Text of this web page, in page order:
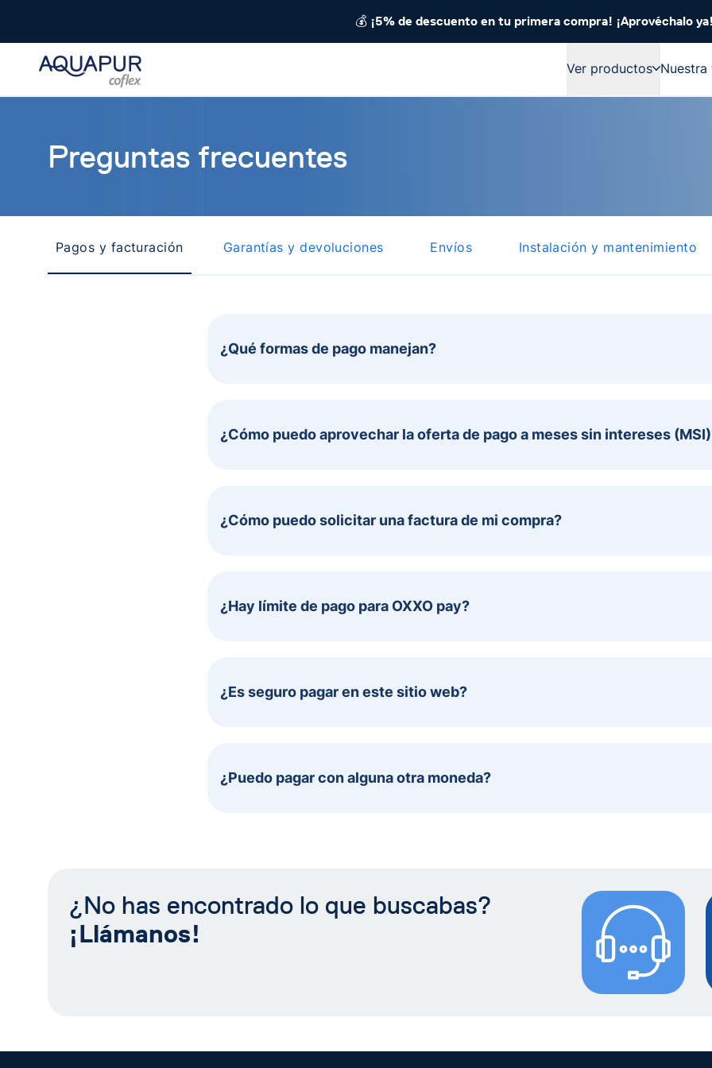
💰 ¡5% de descuento en tu primera compra! ¡Aprovéchalo
🚛👏 ¡Compra con confianza y con envío gratis a todo
Ver productos
Preguntas frecuentes
Pagos y facturación Garantías y devoluciones Envíos Instalación y mantenimiento
¿Qué formas de pago manejan?
¿Cómo puedo aprovechar la oferta de pago a meses sin intereses
¿Cómo puedo solicitar una factura de mi compra?
¿Hay límite de pago para OXXO pay?
¿Es seguro pagar en este sitio web?
¿Puedo pagar con alguna otra moneda?
¿No has encontrado lo que buscabas?
¡Llámanos!